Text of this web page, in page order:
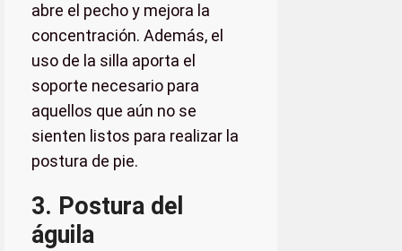
abre el pecho y mejora la
concentración. Además, el
uso de la silla aporta el
soporte necesario para
aquellos que aún no se
sienten listos para realizar la
postura de pie.
3. Postura del
águila